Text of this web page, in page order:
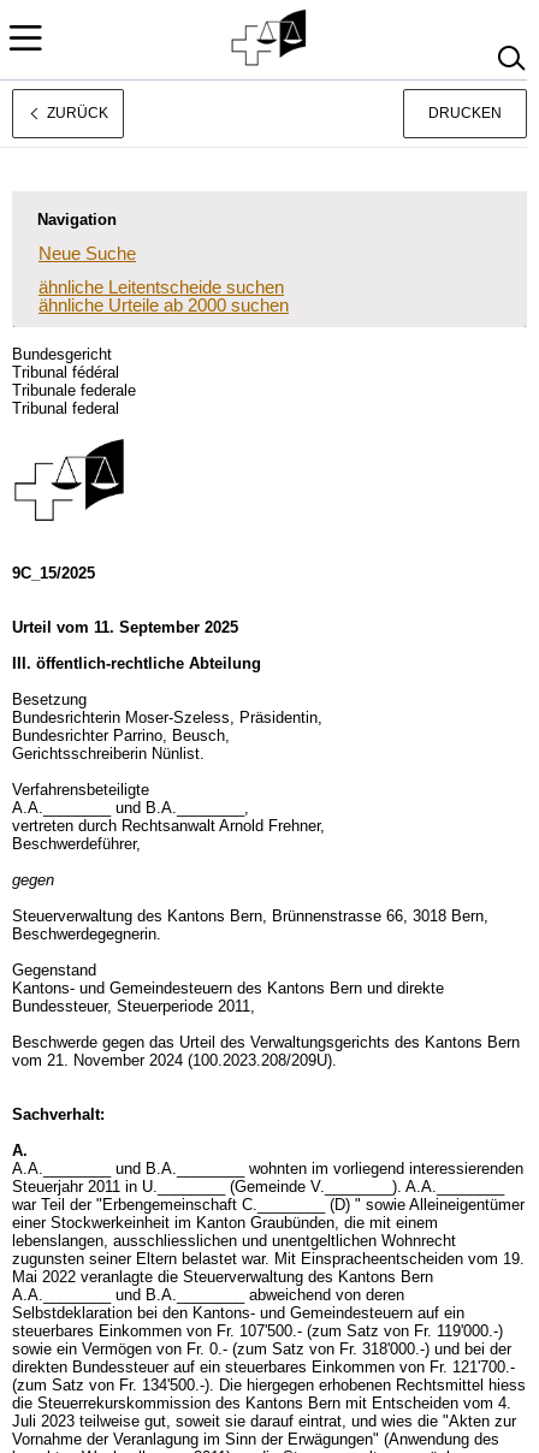
Rechtsprechung
ZURÜCK DRUCKEN
Navigation
Neue Suche
ähnliche Leitentscheide suchen
ähnliche Urteile ab 2000 suchen
Bundesgericht
Tribunal fédéral
Tribunale federale
Tribunal federal
9C_15/2025
Urteil vom 11. September 2025
III. öffentlich-rechtliche Abteilung
Besetzung
Bundesrichterin Moser-Szeless, Präsidentin,
Bundesrichter Parrino, Beusch,
Gerichtsschreiberin Nünlist.
Verfahrensbeteiligte
A.A.________ und B.A.________,
vertreten durch Rechtsanwalt Arnold Frehner,
Beschwerdeführer,
gegen
Steuerverwaltung des Kantons Bern, Brünnenstrasse 66, 3018 Bern,
Beschwerdegegnerin.
Gegenstand
Kantons- und Gemeindesteuern des Kantons Bern und direkte
Bundessteuer, Steuerperiode 2011,
Beschwerde gegen das Urteil des Verwaltungsgerichts des Kantons Bern
vom 21. November 2024 (100.2023.208/209U).
Sachverhalt:
A.
A.A.________ und B.A.________ wohnten im vorliegend interessierenden
Steuerjahr 2011 in U.________ (Gemeinde V.________). A.A.________
war Teil der "Erbengemeinschaft C.________ (D) " sowie Alleineigentümer
einer Stockwerkeinheit im Kanton Graubünden, die mit einem
lebenslangen, ausschliesslichen und unentgeltlichen Wohnrecht
zugunsten seiner Eltern belastet war. Mit Einspracheentscheiden vom 19.
Mai 2022 veranlagte die Steuerverwaltung des Kantons Bern
A.A.________ und B.A.________ abweichend von deren
Selbstdeklaration bei den Kantons- und Gemeindesteuern auf ein
steuerbares Einkommen von Fr. 107'500.- (zum Satz von Fr. 119'000.-)
sowie ein Vermögen von Fr. 0.- (zum Satz von Fr. 318'000.-) und bei der
direkten Bundessteuer auf ein steuerbares Einkommen von Fr. 121'700.-
(zum Satz von Fr. 134'500.-). Die hiergegen erhobenen Rechtsmittel hiess
die Steuerrekurskommission des Kantons Bern mit Entscheiden vom 4.
Juli 2023 teilweise gut, soweit sie darauf eintrat, und wies die "Akten zur
Vornahme der Veranlagung im Sinn der Erwägungen" (Anwendung des